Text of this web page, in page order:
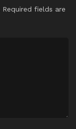
Required fields are